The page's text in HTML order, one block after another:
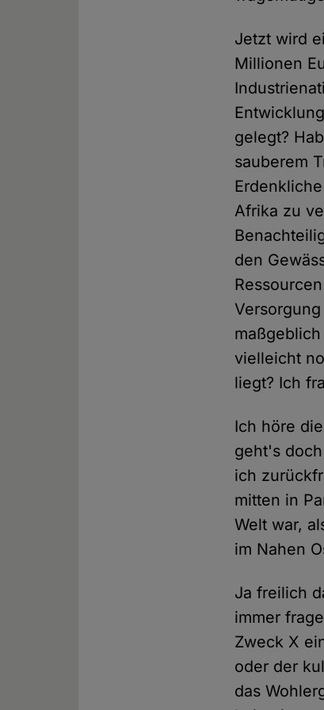
Jetzt wird
Millionen
gelegt?
sauberem
Afrika zu
den
vielleicht
liegt? Ich
Ich höre
geht's
ich
mitten in
Welt war,
im Nahen
Ja freilich
immer
Zweck X
oder der
das